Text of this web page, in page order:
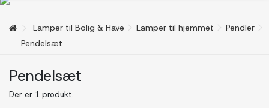
Lamper til Bolig & Have Lamper til hjemmet
Pendler
Pendelsæt
Pendelsæt
Der er 1 produkt.